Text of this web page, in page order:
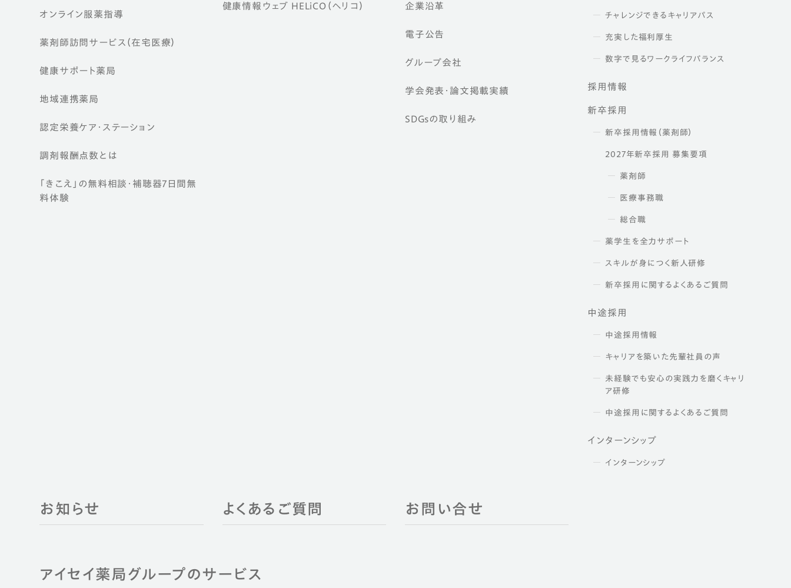
オンライン服薬指導
薬剤師訪問サービス（在宅医療）
健康サポート薬局
地域連携薬局
認定栄養ケア・ ステーション
調剤報酬点数とは
「きこえ」の無料相談・補聴器7日間無
料体験
健康情報ウェブ HELiCO（ヘリコ） 企業沿革
電子公告
グループ会社
学会発表・論文掲載実績
SDGsの取り組み
チャレンジできるキャリアパス
充実した福利厚生
数字で見るワークライフバランス
採用情報
新卒採用
新卒採用情報（薬剤師）
2027年新卒採用 募集要項
薬剤師
医療事務職
総合職
薬学生を全力サポート
スキルが身につく新人研修
新卒採用に関するよくあるご質問
中途採用
中途採用情報
キャリアを築いた先輩社員の声
未経験でも安心の実践力を磨くキャリ
ア研修
中途採用に関するよくあるご質問
インターンシップ
インターンシップ
お知らせ よくあるご質問 お問い合せ
アイセイ薬局グループのサービス